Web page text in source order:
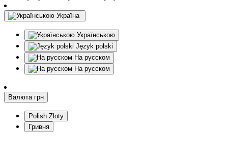
Україна
Українською
Język polski
На русском
На русском
Валюта грн
Polish Zloty
Гривня